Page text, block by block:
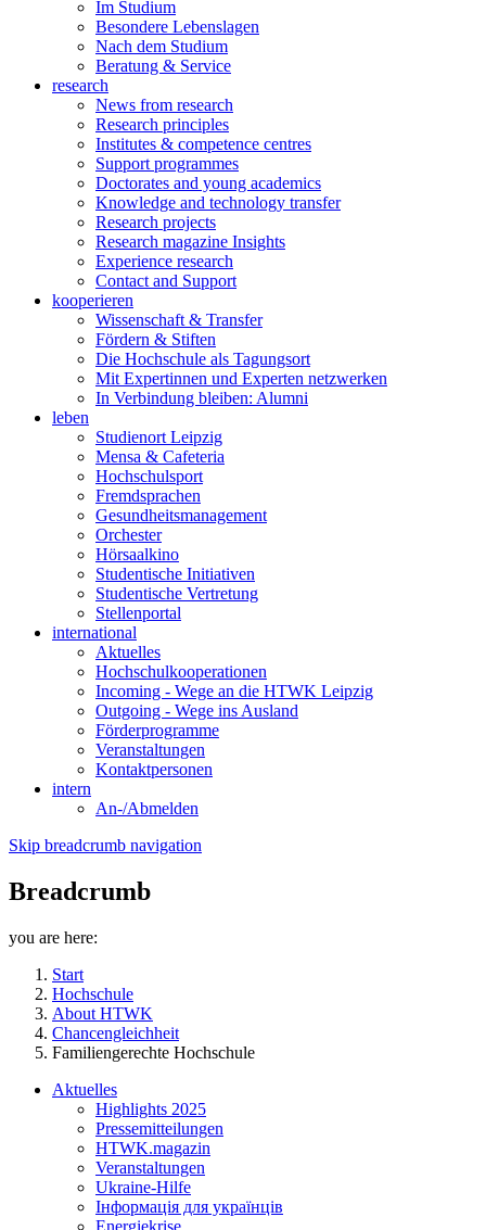
Im Studium
Besondere Lebenslagen
Nach dem Studium
Beratung & Service
research
News from research
Research principles
Institutes & competence centres
Support programmes
Doctorates and young academics
Knowledge and technology transfer
Research projects
Research magazine Insights
Experience research
Contact and Support
kooperieren
Wissenschaft & Transfer
Fördern & Stiften
Die Hochschule als Tagungsort
Mit Expertinnen und Experten netzwerken
In Verbindung bleiben: Alumni
leben
Studienort Leipzig
Mensa & Cafeteria
Hochschulsport
Fremdsprachen
Gesundheitsmanagement
Orchester
Hörsaalkino
Studentische Initiativen
Studentische Vertretung
Stellenportal
international
Aktuelles
Hochschulkooperationen
Incoming - Wege an die HTWK Leipzig
Outgoing - Wege ins Ausland
Förderprogramme
Veranstaltungen
Kontaktpersonen
intern
An-/Abmelden
Skip breadcrumb navigation
Breadcrumb
you are here:
Start
Hochschule
About HTWK
Chancengleichheit
Familiengerechte Hochschule
Aktuelles
Highlights 2025
Pressemitteilungen
HTWK.magazin
Veranstaltungen
Ukraine-Hilfe
Інформація для українців